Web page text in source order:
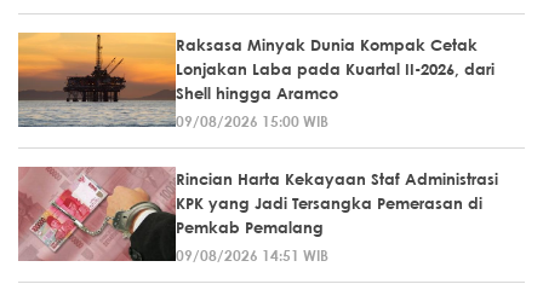
Raksasa Minyak Dunia Kompak Cetak
Lonjakan Laba pada Kuartal II-2026, dari
Shell hingga Aramco
09/08/2026 15:00 WIB
Rincian Harta Kekayaan Staf Administrasi
KPK yang Jadi Tersangka Pemerasan di
Pemkab Pemalang
09/08/2026 14:51 WIB